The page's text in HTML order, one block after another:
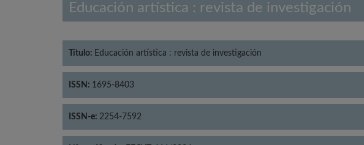
Educación artística : revista de investigación
Título: Educación artística : revista de investigación
ISSN: 1695-8403
ISSN-e: 2254-7592